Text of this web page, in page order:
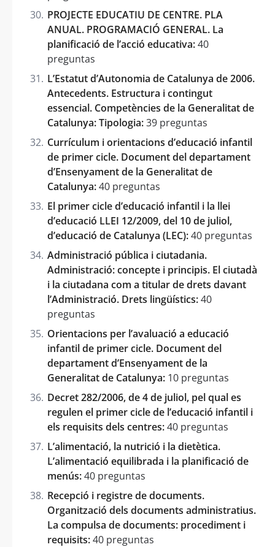
PROJECTE EDUCATIU DE CENTRE. PLA
ANUAL. PROGRAMACIÓ GENERAL. La
planificació de l’acció educativa:40
preguntas
L’Estatut d’Autonomia de Catalunya de 2006.
Antecedents. Estructura i contingut
essencial. Competències de la Generalitat de
Catalunya: Tipologia:39 preguntas
Currículum i orientacions d’educació infantil
de primer cicle. Document del departament
d’Ensenyament de la Generalitat de
Catalunya:40 preguntas
El primer cicle d’educació infantil i la llei
d’educació LLEI 12/2009, del 10 de juliol,
d’educació de Catalunya (LEC):40 preguntas
Administració pública i ciutadania.
Administració: concepte i principis. El ciutadà
i la ciutadana com a titular de drets davant
l’Administració. Drets lingüístics:40
preguntas
Orientacions per l’avaluació a educació
infantil de primer cicle. Document del
departament d’Ensenyament de la
Generalitat de Catalunya: 10 preguntas
Decret 282/2006, de 4 de juliol, pel qual es
regulen el primer cicle de l’educació infantil i
els requisits dels centres:40 preguntas
L’alimentació, la nutrició i la dietètica.
L’alimentació equilibrada i la planificació de
menús:40 preguntas
Recepció i registre de documents.
Organització dels documents administratius.
La compulsa de documents: procediment i
requisits:40 preguntas